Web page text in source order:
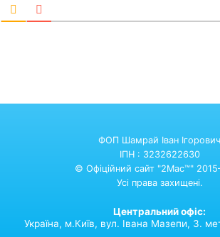
ФОП Шамрай Іван Ігорович
ІПН : 3232622630
© Офіційний сайт "2Mac™"
Усі права захищені.
Центральний офіс:
Україна, м.Київ, вул. Івана Мазепи, 3.